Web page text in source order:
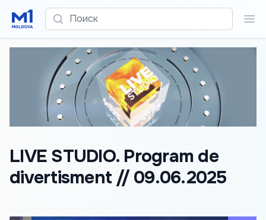
Поиск
LIVE STUDIO. Program de
divertisment // 09.06.2025